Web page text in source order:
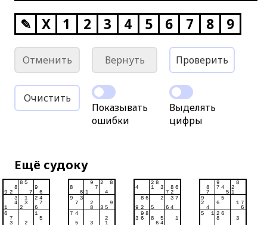
✎ X 1 2 3 4 5 6 7 8 9
Отменить Вернуть Проверить
Очистить
Показывать
ошибки
Выделять
цифры
Ещё судоку